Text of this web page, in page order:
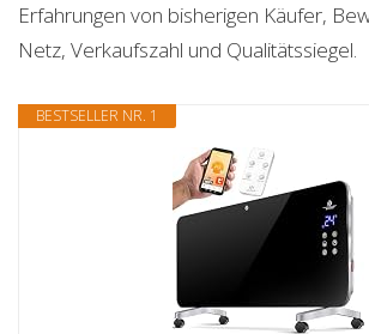
Erfahrungen von bisherigen Käufer,
Netz, Verkaufszahl und Qualitätssiegel.
BESTSELLER NR. 1